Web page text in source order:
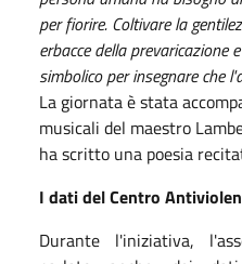
per fiorire. Coltivare la
erbacce della prevaricazione
simbolico per insegnare che
La giornata è stata
musicali del maestro
ha scritto una poesia
I dati del Centro
Durante l'iniziativa,